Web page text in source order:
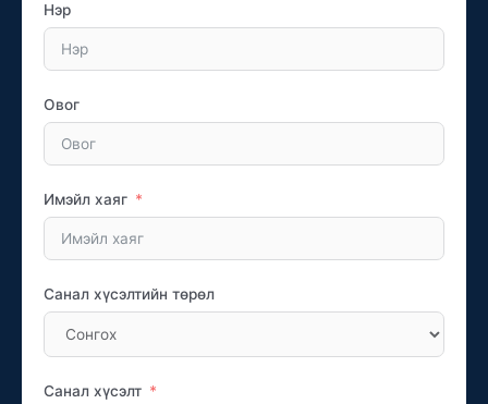
Нэр
Овог
Имэйл хаяг
Санал хүсэлтийн төрөл
Санал хүсэлт